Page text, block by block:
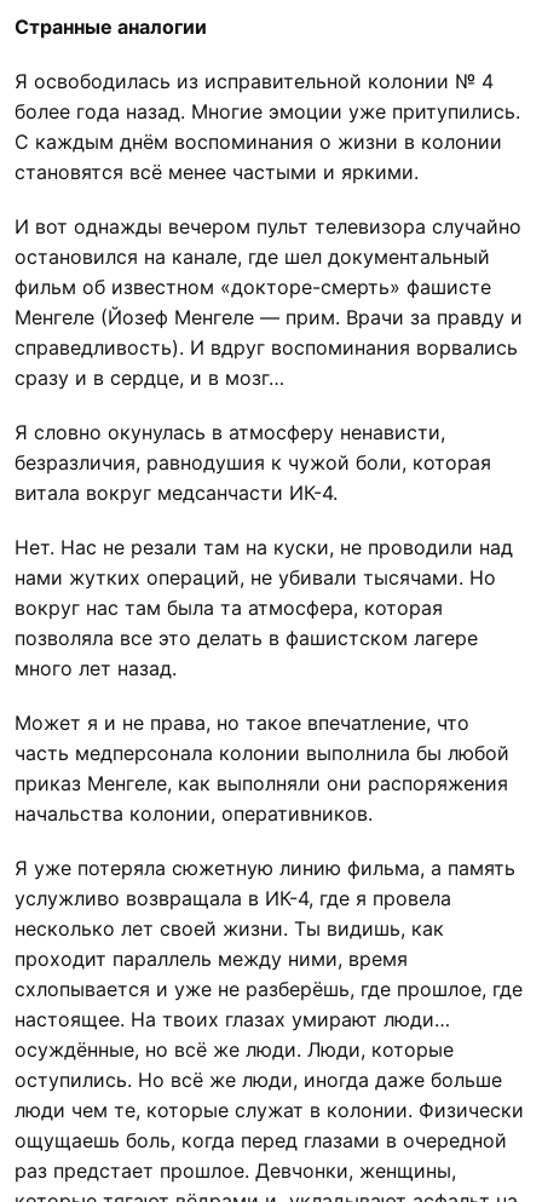
Странные аналогии
Я освободилась из исправительной колонии № 4
более года назад. Многие эмоции уже притупились.
С каждым днём воспоминания о жизни в колонии
становятся всё менее частыми и яркими.
И вот однажды вечером пульт телевизора случайно
остановился на канале, где шел документальный
фильм об известном «докторе-смерть» фашисте
Менгеле (Йозеф Менгеле — прим. Врачи за правду и
справедливость). И вдруг воспоминания ворвались
сразу и в сердце, и в мозг…
Я словно окунулась в атмосферу ненависти,
безразличия, равнодушия к чужой боли, которая
витала вокруг медсанчасти ИК-4.
Нет. Нас не резали там на куски, не проводили над
нами жутких операций, не убивали тысячами. Но
вокруг нас там была та атмосфера, которая
позволяла все это делать в фашистском лагере
много лет назад.
Может я и не права, но такое впечатление, что
часть медперсонала колонии выполнила бы любой
приказ Менгеле, как выполняли они распоряжения
начальства колонии, оперативников.
Я уже потеряла сюжетную линию фильма, а память
услужливо возвращала в ИК-4, где я провела
несколько лет своей жизни. Ты видишь, как
проходит параллель между ними, время
схлопывается и уже не разберёшь, где прошлое, где
настоящее. На твоих глазах умирают люди…
осуждённые, но всё же люди. Люди, которые
оступились. Но всё же люди, иногда даже больше
люди чем те, которые служат в колонии. Физически
ощущаешь боль, когда перед глазами в очередной
раз предстает прошлое. Девчонки, женщины,